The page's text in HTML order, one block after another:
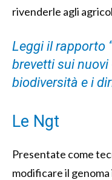
rivenderle agli
Leggi il rapporto
brevetti sui
biodiversità e i
Le Ngt
Presentate come
modificare il